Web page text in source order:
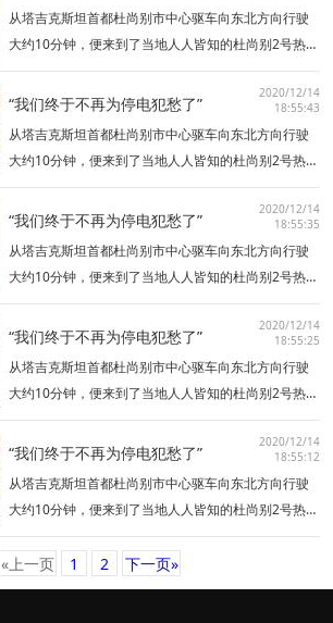
从塔吉克斯坦首都杜尚别市中心驱车向东北方向行驶
大约10分钟，便来到了当地人人皆知的杜尚别2号热电
厂。这座坐落在瓦尔佐布河右岸的现代化热电厂，不
仅为首都老百姓送去了光明与温暖，更成为塔中两国
“我们终于不再为停电犯愁了”
2020/12/14
18:55:43
从塔吉克斯坦首都杜尚别市中心驱车向东北方向行驶
大约10分钟，便来到了当地人人皆知的杜尚别2号热电
厂。这座坐落在瓦尔佐布河右岸的现代化热电厂，不
仅为首都老百姓送去了光明与温暖，更成为塔中两国
“我们终于不再为停电犯愁了”
2020/12/14
18:55:35
从塔吉克斯坦首都杜尚别市中心驱车向东北方向行驶
大约10分钟，便来到了当地人人皆知的杜尚别2号热电
厂。这座坐落在瓦尔佐布河右岸的现代化热电厂，不
仅为首都老百姓送去了光明与温暖，更成为塔中两国
“我们终于不再为停电犯愁了”
2020/12/14
18:55:25
从塔吉克斯坦首都杜尚别市中心驱车向东北方向行驶
大约10分钟，便来到了当地人人皆知的杜尚别2号热电
厂。这座坐落在瓦尔佐布河右岸的现代化热电厂，不
仅为首都老百姓送去了光明与温暖，更成为塔中两国
“我们终于不再为停电犯愁了”
2020/12/14
18:55:12
从塔吉克斯坦首都杜尚别市中心驱车向东北方向行驶
大约10分钟，便来到了当地人人皆知的杜尚别2号热电
厂。这座坐落在瓦尔佐布河右岸的现代化热电厂，不
仅为首都老百姓送去了光明与温暖，更成为塔中两国
友谊的象征。杜尚别2号热电厂项目由中国特变电工股
«上一页 1 2 下一页»